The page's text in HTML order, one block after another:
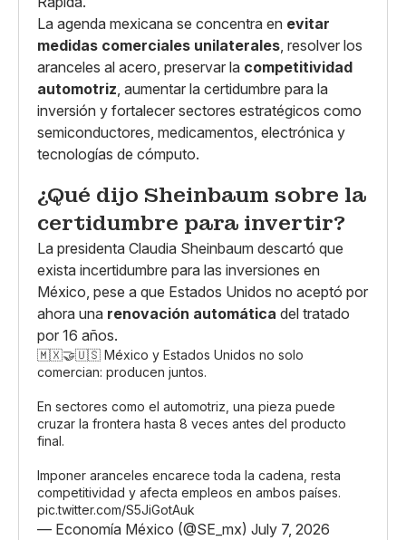
La agenda mexicana se concentra en evitar
medidas comerciales unilaterales , resolver los
aranceles al acero, preservar la competitividad
automotriz , aumentar la certidumbre para la
inversión y fortalecer sectores estratégicos como
semiconductores, medicamentos, electrónica y
tecnologías de cómputo.
¿Qué dijo Sheinbaum sobre la
certidumbre para invertir?
La presidenta Claudia Sheinbaum descartó que
exista incertidumbre para las inversiones en
México, pese a que Estados Unidos no aceptó por
ahora una renovación automática del tratado
por 16 años.
🇲🇽🤝🇺🇸 México y Estados Unidos no solo
comercian: producen juntos.
En sectores como el automotriz, una pieza puede
cruzar la frontera hasta 8 veces antes del producto
final.
Imponer aranceles encarece toda la cadena, resta
competitividad y afecta empleos en ambos países.
pic.twitter.com/S5JiGotAuk
— Economía México (@SE_mx) July 7, 2026